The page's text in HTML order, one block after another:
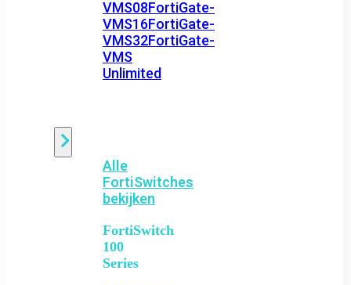
VMS08FortiGate-
VMS16FortiGate-
VMS32FortiGate-
VMS
Unlimited
Alle
FortiSwitches
bekijken
FortiSwitch
100
Series